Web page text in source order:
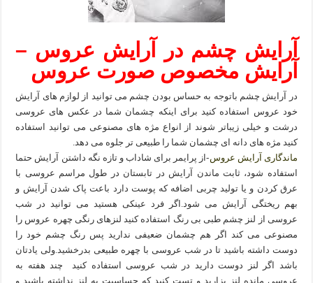
آرایش چشم در آرایش عروس –
آرایش مخصوص صورت عروس
در آرایش چشم باتوجه به حساس بودن چشم می توانید از لوازم های آرایش
خود عروس استفاده کنید برای اینکه چشمان شما در عکس های عروسی
درشت و خیلی زیباتر شوند از انواع مژه های مصنوعی می توانید استفاده
کنید مژه های دانه ای چشمان شما را طبیعی تر جلوه می دهد.
ماندگاری آرایش عروس-از پرایمر برای شاداب و تازه نگه داشتن آرایش حتما
استفاده شود، ثابت ماندن آرایش در تابستان در طول مراسم عروسی با
عرق کردن و یا تولید چربی اضافه که پوست دارد باعت پاک شدن آرایش و
بهم ریختگی آرایش می شود.اگر فرد عینکی هستید می توانید در شب
عروسی از لنز چشم طبی بی رنگ استفاده کنید لنزهای رنگی چهره عروس را
مصنوعی می کند اگر هم چشمان ضعیفی ندارید پس رنگ چشم خود را
دوست داشته باشید تا در شب عروسی با چهره طبیعی بدرخشید.ولی یادتان
باشد اگر لنز دوست دارید در شب عروسی استفاده کنید چند هفته به
عروسی مانده لنز بزارید و تست کنید که حساسیت به لنز نداشته باشید و